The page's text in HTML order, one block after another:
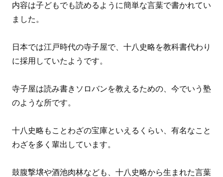
内容は子どもでも読めるように簡単な言葉で書かれてい
ました。
日本では江戸時代の寺子屋で、十八史略を教科書代わり
に採用していたようです。
寺子屋は読み書きソロバンを教えるための、今でいう塾
のような所です。
十八史略もことわざの宝庫といえるくらい、有名なこと
わざを多く輩出しています。
鼓腹撃壌や酒池肉林なども、十八史略から生まれた言葉